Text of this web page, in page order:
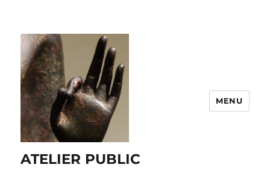
ATELIER PUBLIC
MENU